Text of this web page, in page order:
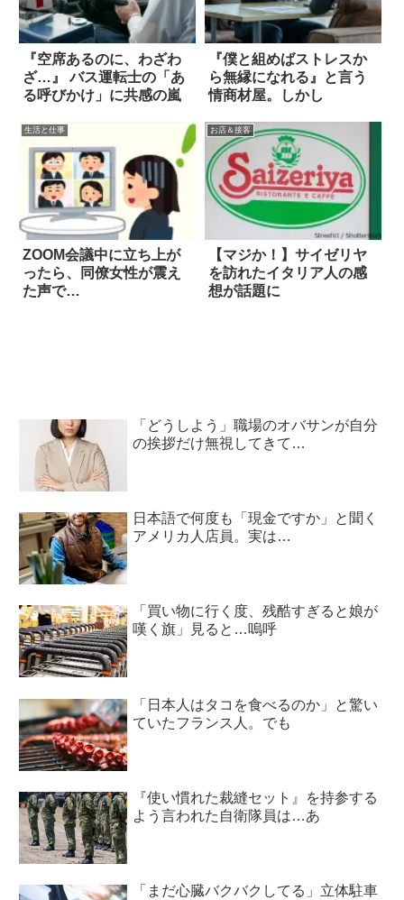
『空席あるのに、わざわ
ざ…』 バス運転士の「あ
る呼びかけ」に共感の嵐
『僕と組めばストレスか
ら無縁になれる』と言う
情商材屋。しかし
生活と仕事
ZOOM会議中に立ち上が
ったら、同僚女性が震え
た声で…
お店＆接客
【マジか！】サイゼリヤ
を訪れたイタリア人の感
想が話題に
「どうしよう」職場のオバサンが自分
の挨拶だけ無視してきて…
日本語で何度も「現金ですか」と聞く
アメリカ人店員。実は…
「買い物に行く度、残酷すぎると娘が
嘆く旗」見ると…嗚呼
「日本人はタコを食べるのか」と驚い
ていたフランス人。でも
『使い慣れた裁縫セット』を持参する
よう言われた自衛隊員は…あ
「まだ心臓バクバクしてる」立体駐車